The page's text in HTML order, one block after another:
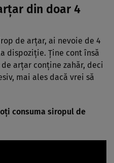
din doar 4
de arţar, ai nevoie de 4
dispoziţie. Ţine cont însă
arţar conţine zahăr, deci
mai ales dacă vrei să
consuma siropul de